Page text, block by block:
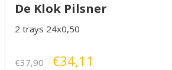
De Klok Pilsner
2 trays 24x0,50
€37,90 €34,11